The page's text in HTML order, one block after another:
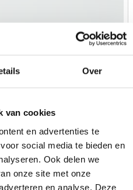
Over
van cookies
en advertenties te
social media te bieden en
Ook delen we
onze site met onze
en analyse. Deze